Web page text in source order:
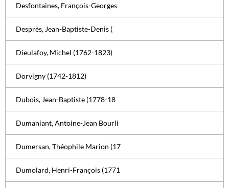
Desfontaines, François-Georges
Desprès, Jean-Baptiste-Denis (
Dieulafoy, Michel (1762-1823)
Dorvigny (1742-1812)
Dubois, Jean-Baptiste (1778-18
Dumaniant, Antoine-Jean Bourli
Dumersan, Théophile Marion (17
Dumolard, Henri-François (1771